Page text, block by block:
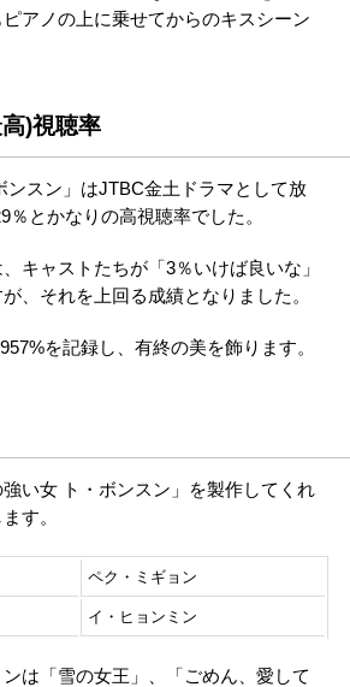
アノの上に乗せてからのキスシーン
)視聴率
ンスン」はJTBC金土ドラマとして放
％とかなりの高視聴率でした。
キャストたちが「3％いけば良いな」
、それを上回る成績となりました。
を記録し、有終の美を飾ります。
い女 ト・ボンスン」を製作してくれ
す。
ペク・ミギョン
イ・ヒョンミン
は「雪の女王」、「ごめん、愛して